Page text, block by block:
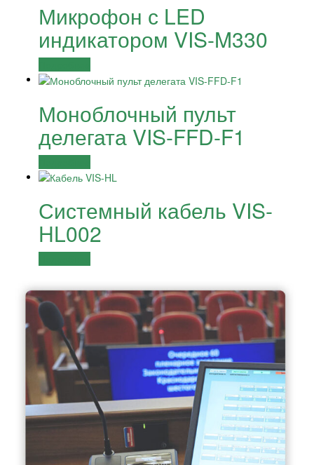
Микрофон с LED
индикатором VIS-M330
Моноблочный пульт
делегата VIS-FFD-F1
Системный кабель VIS-
HL002